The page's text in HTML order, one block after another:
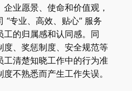
业愿景、使命和价值观，
“专业、高效、贴心” 服务
工的归属感和认同感。同
度、奖惩制度、安全规范等
工清楚知晓工作中的行为准
不熟悉而产生工作失误。